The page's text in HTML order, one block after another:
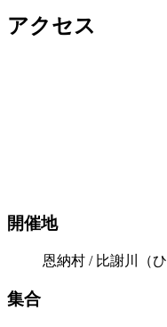
アクセス
開催地
恩納村 / 比謝川（ひ
集合